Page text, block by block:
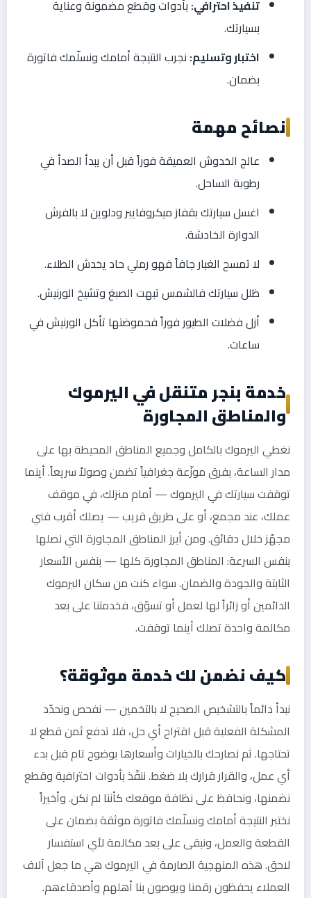
تنفيذ احترافي: بأدوات وقطع مضمونة وعناية
بسيارتك.
اختبار وتسليم: نجرب النتيجة أمامك ونسلّمك فاتورة
بضمان.
نصائح مهمة
عالج الخدوش العميقة فوراً قبل أن يبدأ الصدأ في
رطوبة الساحل.
اغسل سيارتك بقفاز ميكروفايبر ودلوين لا بالفرش
الدوارة الخادشة.
لا تمسح الغبار جافاً فهو رملي حاد يخدش الطلاء.
ظلل سيارتك فالشمس تبهت الصبغ وتشيخ الورنيش.
أزل فضلات الطيور فوراً فحموضتها تأكل الورنيش في
ساعات.
خدمة بنجر متنقل في اليرموك
والمناطق المجاورة
نغطي اليرموك بالكامل وجميع المناطق المحيطة بها على
مدار الساعة، بفرق موزّعة جغرافياً تضمن وصولاً سريعاً. أينما
توقفت سيارتك في اليرموك — أمام منزلك، في موقف
عملك، عند مجمع، أو على طريق قريب — يصلك أقرب فني
مجهّز خلال دقائق. ومن أبرز المناطق المجاورة التي نصلها
بنفس السرعة: المناطق المجاورة كلها — بنفس الأسعار
الثابتة والجودة والضمان. سواء كنت من سكان اليرموك
الدائمين أو زائراً لها لعمل أو تسوّق، فخدمتنا على بعد
مكالمة واحدة تصلك أينما توقفت.
كيف نضمن لك خدمة موثوقة؟
نبدأ دائماً بالتشخيص الصحيح لا بالتخمين — نفحص ونحدّد
المشكلة الفعلية قبل اقتراح أي حل، فلا تدفع ثمن قطع لا
تحتاجها. ثم نصارحك بالخيارات وأسعارها بوضوح تام قبل بدء
أي عمل، والقرار قرارك بلا ضغط. ننفّذ بأدوات احترافية وقطع
نضمنها، ونحافظ على نظافة موقعك كأننا لم نكن. وأخيراً
نختبر النتيجة أمامك ونسلّمك فاتورة موثقة بضمان على
القطعة والعمل، ونبقى على بعد مكالمة لأي استفسار
لاحق. هذه المنهجية الصارمة في اليرموك هي ما جعل آلاف
العملاء يحفظون رقمنا ويوصون بنا أهلهم وأصدقاءهم.